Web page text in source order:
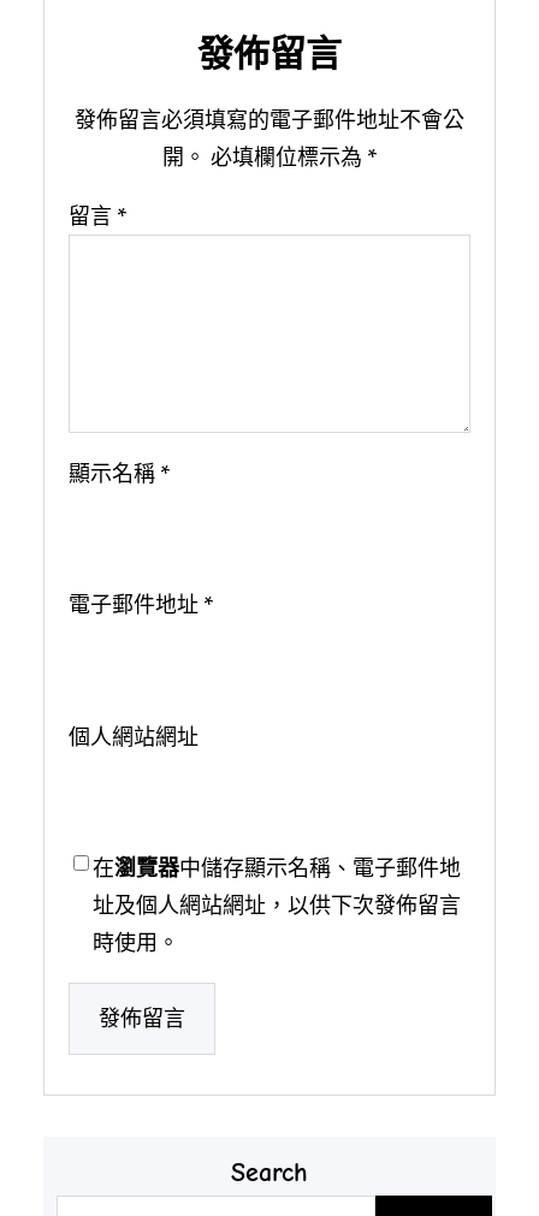
發佈留言
發佈留言必須填寫的電子郵件地址不會公
開。 必填欄位標示為 *
留言 *
顯示名稱 *
電子郵件地址 *
個人網站網址
在瀏覽器中儲存顯示名稱、電子郵件地
址及個人網站網址，以供下次發佈留言
時使用。
Search